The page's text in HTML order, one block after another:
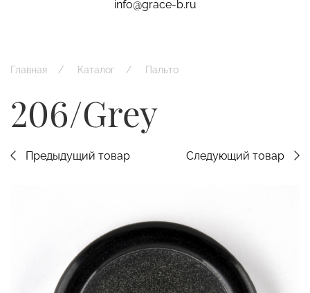
info@grace-b.ru
Главная Каталог Пальто
206/Grey
Предыдущий товар Следующий товар